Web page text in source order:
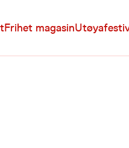
Frihet magasin